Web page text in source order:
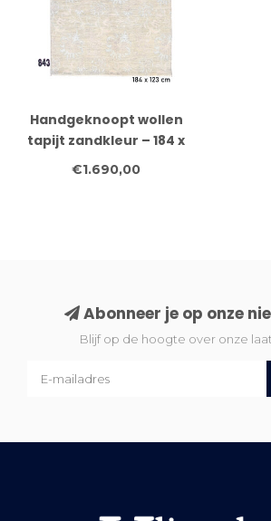
Handgeknoopt wollen
tapijt zandkleur – 184 x
123 cm – subtiel
€1.690,00
Abonneer je op onze
Blijf op de hoogte over onze